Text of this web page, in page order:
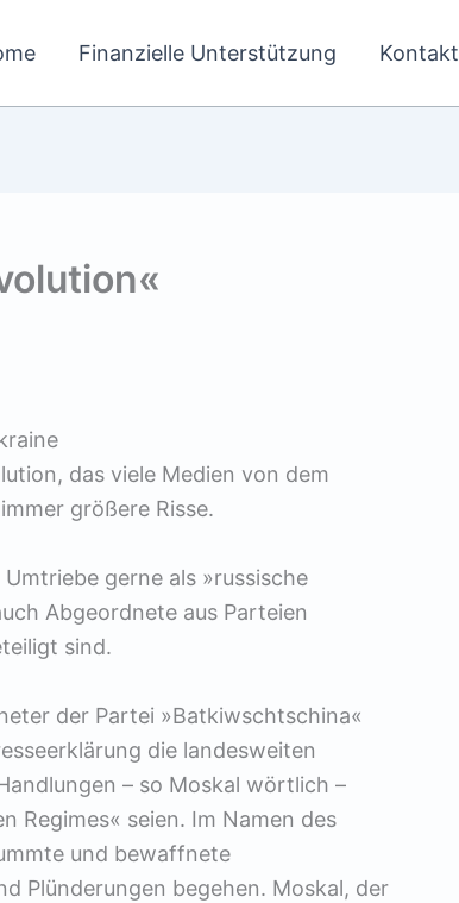
Finanzielle Unterstützung Kontakt
das viele Medien von dem
größere Risse.
gerne als »russische
Abgeordnete aus Parteien
sind.
der Partei »Batkiwschtschina«
die landesweiten
– so Moskal wörtlich –
Regimes« seien. Im Namen des
und bewaffnete
Plünderungen begehen. Moskal, der